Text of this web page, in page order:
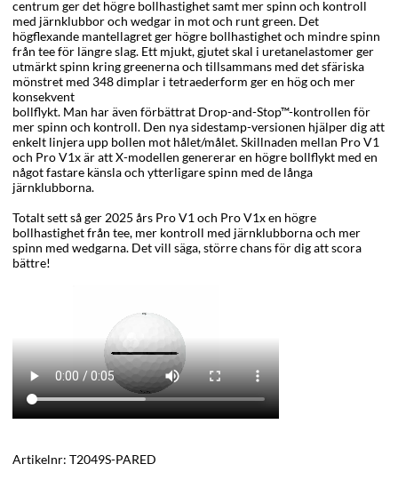
centrum ger det högre bollhastighet samt mer spinn och kontroll
med järnklubbor och wedgar in mot och runt green. Det
högflexande mantellagret ger högre bollhastighet och mindre spinn
från tee för längre slag. Ett mjukt, gjutet skal i uretanelastomer ger
utmärkt spinn kring greenerna och tillsammans med det sfäriska
mönstret med 348 dimplar i tetraederform ger en hög och mer
konsekvent
bollflykt. Man har även förbättrat Drop-and-Stop™-kontrollen för
mer spinn och kontroll. Den nyasidestamp-versionen hjälper dig att
enkelt linjera upp bollen mot hålet/målet. Skillnaden mellan Pro V1
och Pro V1x är att X-modellen genererar en högre bollflykt med en
något fastare känsla och ytterligare spinn med de långa
järnklubborna.
Totalt sett så ger 2025 års Pro V1 och Pro V1x en högre
bollhastighet från tee, mer kontroll med järnklubborna och mer
spinn med wedgarna. Det vill säga, större chans för dig att scora
bättre!
Artikelnr: T2049S-PARED